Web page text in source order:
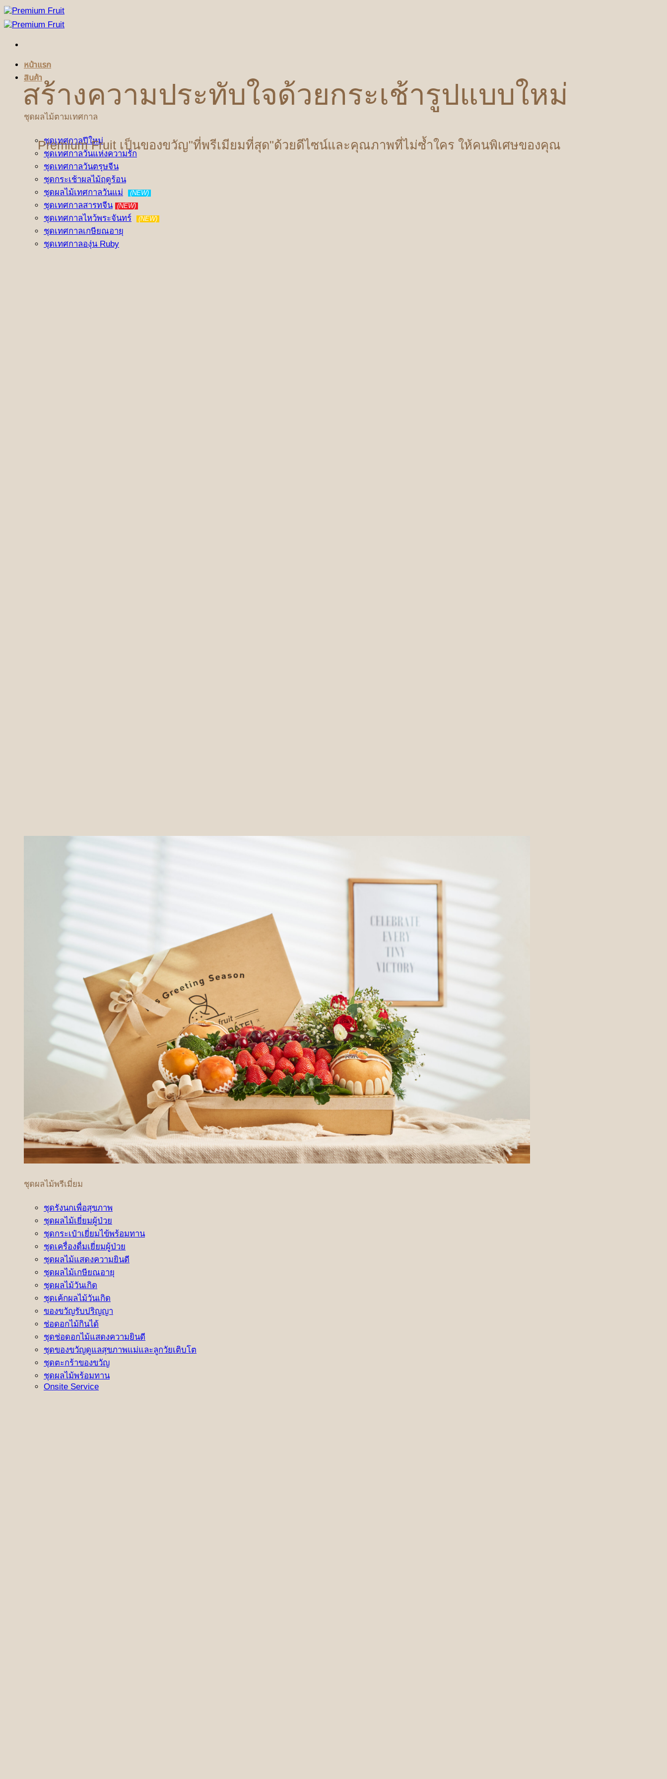
ข้าม
ไป
เนื้อหา
หน้าแรก
สินค้า
ชุดผลไม้ตามเทศกาล
ชุดเทศกาลปีใหม่
ชุดเทศกาลวันแห่งความรัก
ชุดเทศกาลวันตรุษจีน
ชุดกระเช้าผลไม้ฤดูร้อน
ชุดผลไม้เทศกาลวันแม่
(NEW)
ชุดเทศกาลสารทจีน (NEW)
ชุดเทศกาลไหว้พระจันทร์ (NEW)
ชุดเทศกาลเกษียณอายุ
ชุดเทศกาลองุ่น Ruby
ชุดผลไม้พรีเมี่ยม
ชุดรังนกเพื่อสุขภาพ
ชุดผลไม้เยี่ยมผู้ป่วย
ชุดกระเป๋าเยี่ยมไข้พร้อมทาน
ชุดเครื่องดื่มเยี่ยมผู้ป่วย
ชุดผลไม้แสดงความยินดี
ชุดผลไม้เกษียณอายุ
ชุดผลไม้วันเกิด
ชุดเค้กผลไม้วันเกิด
ของขวัญรับปริญญา
ช่อดอกไม้กินได้
ชุดช่อดอกไม้แสดงความยินดี
ชุดของขวัญดูแลสุขภาพแม่และลูกวัยเติบโต
ชุดตะกร้าของขวัญ
ชุดผลไม้พร้อมทาน
Onsite Service
สร้างความประทับใจด้วยกระเช้ารูปแบบใหม่
Premium Fruit เป็นของขวัญ"ที่พรีเมียมที่สุด"ด้วยดีไซน์และคุณภาพที่ไม่ซ้ำใคร ให้คนพิเศษของคุณ